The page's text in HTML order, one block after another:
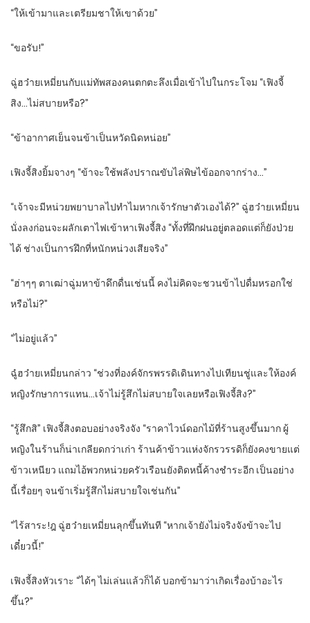
“ให้เข้ามาและเตรียมชาให้เขาด้วย”
“ขอรับ!”
ฉู่ฮว๋ายเหมี่ยนกับแม่ทัพสองคนตกตะลึงเมื่อเข้าไปในกระโจม “เฟิงจี้
สิง…ไม่สบายหรือ?”
“ข้าอากาศเย็นจนข้าเป็นหวัดนิดหน่อย”
เฟิงจี้สิงยิ้มจางๆ “ข้าจะใช้พลังปราณขับไล่พิษไข้ออกจากร่าง…”
“เจ้าจะมีหน่วยพยาบาลไปทำไมหากเจ้ารักษาตัวเองได้?” ฉู่ฮว๋ายเหมี่ยน
นั่งลงก่อนจะผลักเตาไฟเข้าหาเฟิงจี้สิง “ทั้งที่ฝึกฝนอยู่ตลอดแต่ก็ยังป่วย
ได้ ช่างเป็นการฝึกที่หนักหน่วงเสียจริง”
“ฮ่าๆๆ ตาเฒ่าฉู่มหาข้าดึกดื่นเช่นนี้ คงไม่คิดจะชวนข้าไปดื่มหรอกใช่
หรือไม่?”
“ไม่อยู่แล้ว”
ฉู๋ฮว๋ายเหมี่ยนกล่าว “ช่วงที่องค์จักรพรรดิเดินทางไปเทียนชู่และให้องค์
หญิงรักษาการแทน…เจ้าไม่รู้สึกไม่สบายใจเลยหรือเฟิงจี้สิง?”
“รู้สึกสิ” เฟิงจี้สิงตอบอย่างจริงจัง “ราคาไวน์ดอกไม้ที่ร้านสูงขึ้นมาก ผู้
หญิงในร้านก็น่าเกลียดกว่าเก่า ร้านค้าข้าวแห่งจักรวรรดิก็ยังคงขายแต่
ข้าวเหนียว แถมไอ้พวกหน่วยครัวเรือนยังติดหนี้ค้างชำระอีก เป็นอย่าง
นี้เรื่อยๆ จนข้าเริ่มรู้สึกไม่สบายใจเช่นกัน”
“ไร้สาระ!ฎ ฉู่ฮว๋ายเหมี่ยนลุกขึ้นทันที “หากเจ้ายังไม่จริงจังข้าจะไป
เดี๋ยวนี้!”
เฟิงจี้สิงหัวเราะ “ได้ๆ ไม่เล่นแล้วก็ได้ บอกข้ามาว่าเกิดเรื่องบ้าอะไร
ขึ้น?”